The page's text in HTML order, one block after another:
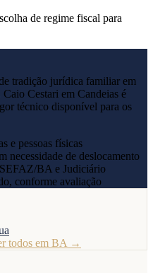
de regime fiscal para
tradição jurídica familiar em
Cestari em Candeias é
técnico disponível para os
e pessoas físicas
de deslocamento
BA e Judiciário
conforme avaliação
todos em BA →